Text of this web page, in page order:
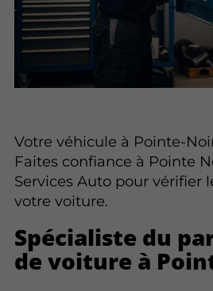
Votre véhicule à Pointe-
Faites confiance à Pointe
Services Auto pour vérifier
votre voiture.
Spécialiste du
de voiture à